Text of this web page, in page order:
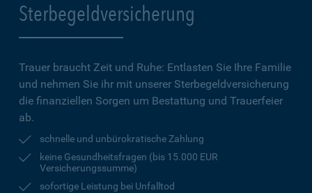
Sterbegeldversicherung
Trauer braucht Zeit und Ruhe: Entlasten Sie Ihre Familie
und nehmen Sie ihr mit unserer Sterbegeldversicherung
die finanziellen Sorgen um Bestattung und Trauerfeier
ab.
schnelle und unbürokratische Zahlung
keine Gesundheitsfragen (bis 15.000 EUR
Versicherungssumme)
sofortige Leistung bei Unfalltod